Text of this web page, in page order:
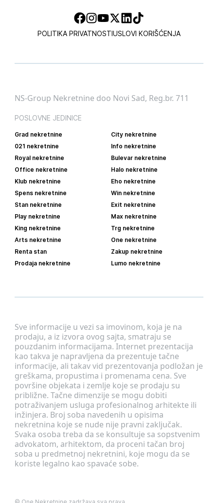
POLITIKA PRIVATNOSTIUSLOVI KORIŠĆENJA
Sve informacije u vezi sa imovinom, koja je na
prodaju, a iz izvora ovog sajta, smatraju se
pouzdanim informacijama. Internet prezentacija
kao takva je napravljena da prezentuje tačne
informacije, ali takav vid prezentovanja podložan je
greškama, propustima i promenama cena. Sve
površine objekata i zemlje koje se prodaju su
približne. Tačne dimenzije se mogu dobiti
potraživanjem usluga profesionalnog arhitekte ili
inžinjera. Broj soba navedenih u opisima
nekretnina koje se nude nije pravni zaključak.
Svaka osoba treba da se konsultuje sa sopstvenim
advokatom, arhitektom, da proceni tačan broj
soba u predmetnoj nekretnini, koje mogu da se
koriste legalno kao spavaće sobe.
NS-Group Nekretnine doo Novi Sad, Reg.br. 711
POSLOVNE JEDINICE
Grad nekretnine
City nekretnine
021 nekretnine
Info nekretnine
Royal nekretnine
Bulevar nekretnine
Office nekretnine
Halo nekretnine
Klub nekretnine
Eho nekretnine
Spens nekretnine
Win nekretnine
Stan nekretnine
Exit nekretnine
Play nekretnine
Max nekretnine
King nekretnine
Trg nekretnine
Arts nekretnine
One nekretnine
Renta stan
Zakup nekretnine
Prodaja nekretnine
Lumo nekretnine